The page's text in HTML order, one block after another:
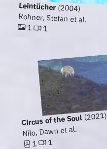
Leintücher(2004)
Rohner, Stefan et al.
1 1
Circus of the Soul(2021)
Nilo, Dawn et al.
1 1